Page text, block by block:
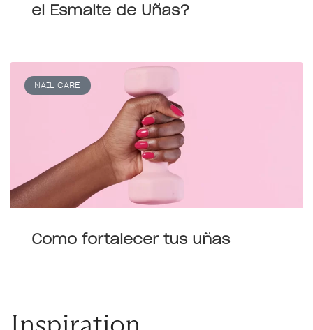
el Esmalte de Uñas?
NAIL CARE
Como fortalecer tus uñas